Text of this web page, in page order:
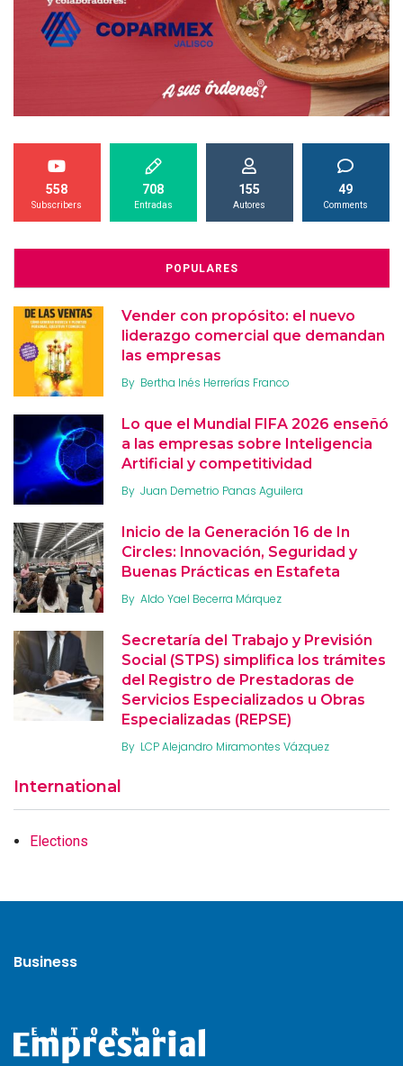
558
Subscribers
708
Entradas
155
Autores
49
Comments
POPULARES
Vender con propósito: el nuevo
liderazgo comercial que demandan
las empresas
By Bertha Inés Herrerías Franco
Lo que el Mundial FIFA 2026 enseñó
a las empresas sobre Inteligencia
Artificial y competitividad
By Juan Demetrio Panas Aguilera
Inicio de la Generación 16 de In
Circles: Innovación, Seguridad y
Buenas Prácticas en Estafeta
By Aldo Yael Becerra Márquez
Secretaría del Trabajo y Previsión
Social (STPS) simplifica los trámites
del Registro de Prestadoras de
Servicios Especializados u Obras
Especializadas (REPSE)
By LCP Alejandro Miramontes Vázquez
International
Elections
Business